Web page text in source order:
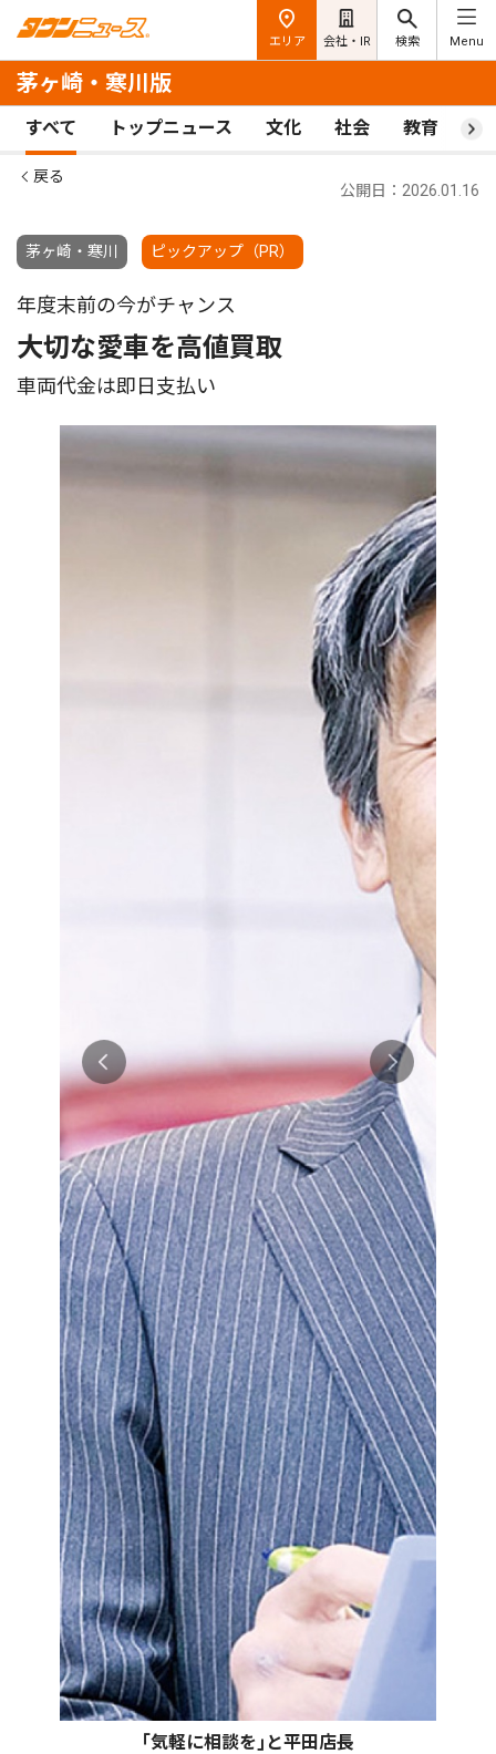
エリア 会社・IR 検索 Menu
茅ヶ崎・寒川版
すべて トップニュース 文化 社会 教育 ス
戻る
茅ヶ崎・寒川 ピックアップ（PR）
公開日：2026.01.16
年度末前の今がチャンス
大切な愛車を高値買取
車両代金は即日支払い
｢気軽に相談を｣と平田店長